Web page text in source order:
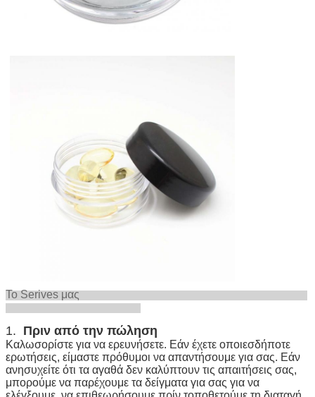
Το Serives μας
1. Πριν από την πώληση
Καλωσορίστε για να ερευνήσετε. Εάν έχετε οποιεσδήποτε
ερωτήσεις, είμαστε πρόθυμοι να απαντήσουμε για σας. Εάν
ανησυχείτε ότι τα αγαθά δεν καλύπτουν τις απαιτήσεις σας,
μπορούμε να παρέχουμε τα δείγματα για σας για να